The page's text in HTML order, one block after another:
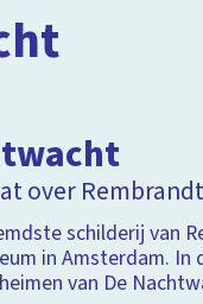
over
schilderij van
in Amsterdam.
van De